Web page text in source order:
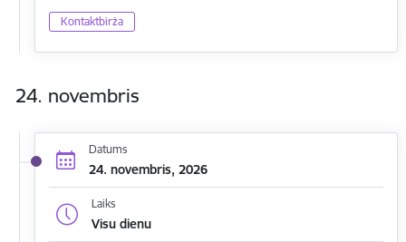
Kontaktbirža
24. novembris
Datums
24. novembris, 2026
Laiks
Visu dienu